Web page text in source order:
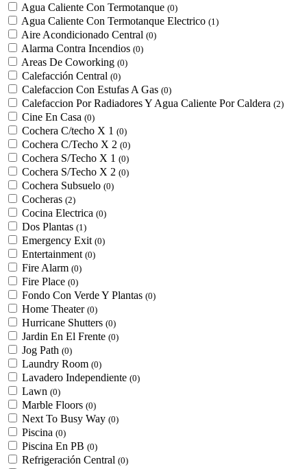
Agua Caliente Con Termotanque (0)
Agua Caliente Con Termotanque Electrico (1)
Aire Acondicionado Central (0)
Alarma Contra Incendios (0)
Areas De Coworking (0)
Calefacción Central (0)
Calefaccion Con Estufas A Gas (0)
Calefaccion Por Radiadores Y Agua Caliente Por Caldera (2)
Cine En Casa (0)
Cochera C/techo X 1 (0)
Cochera C/Techo X 2 (0)
Cochera S/Techo X 1 (0)
Cochera S/Techo X 2 (0)
Cochera Subsuelo (0)
Cocheras (2)
Cocina Electrica (0)
Dos Plantas (1)
Emergency Exit (0)
Entertainment (0)
Fire Alarm (0)
Fire Place (0)
Fondo Con Verde Y Plantas (0)
Home Theater (0)
Hurricane Shutters (0)
Jardin En El Frente (0)
Jog Path (0)
Laundry Room (0)
Lavadero Independiente (0)
Lawn (0)
Marble Floors (0)
Next To Busy Way (0)
Piscina (0)
Piscina En PB (0)
Refrigeración Central (0)